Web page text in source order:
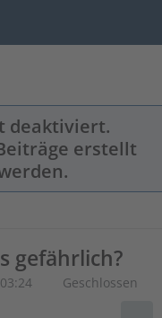
deaktiviert.
erstellt
gefährlich?
Geschlossen